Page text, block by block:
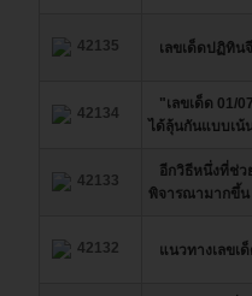
42135 เลขเด็ดปฏิทิน
42134
"เลขเด็ด 01/
ได้ลุ้นกันแบบเน้
42133
อีกวิธีหนึ่งที่ช่ว
พิจารณามากขึ้น
42132 แนวทางเลขเ